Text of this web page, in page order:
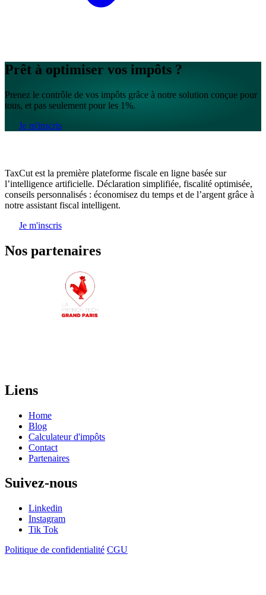
Prêt à optimiser vos impôts ?
Prenez le contrôle de vos impôts grâce à notre solution conçue pour
tous, et pas seulement pour les 1%.
Je m'inscris
TaxCut est la première plateforme fiscale en ligne basée sur
l’intelligence artificielle. Déclaration simplifiée, fiscalité optimisée,
conseils personnalisés : économisez du temps et de l’argent grâce à
notre assistant fiscal intelligent.
Je m'inscris
Nos partenaires
Liens
Home
Blog
Calculateur d'impôts
Contact
Partenaires
Suivez-nous
Linkedin
Instagram
Tik Tok
Politique de confidentialité CGU